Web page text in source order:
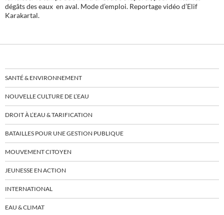
dégâts des eaux en aval. Mode d’emploi. Reportage vidéo d’Elif
Karakartal.
SANTÉ & ENVIRONNEMENT
NOUVELLE CULTURE DE L’EAU
DROIT À L’EAU & TARIFICATION
BATAILLES POUR UNE GESTION PUBLIQUE
MOUVEMENT CITOYEN
JEUNESSE EN ACTION
INTERNATIONAL
EAU & CLIMAT